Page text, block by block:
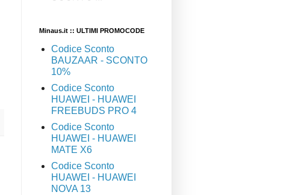
Minaus.it :: ULTIMI PROMOCODE
Codice Sconto
BAUZAAR - SCONTO
10%
Codice Sconto
HUAWEI - HUAWEI
FREEBUDS PRO 4
Codice Sconto
HUAWEI - HUAWEI
MATE X6
Codice Sconto
HUAWEI - HUAWEI
NOVA 13